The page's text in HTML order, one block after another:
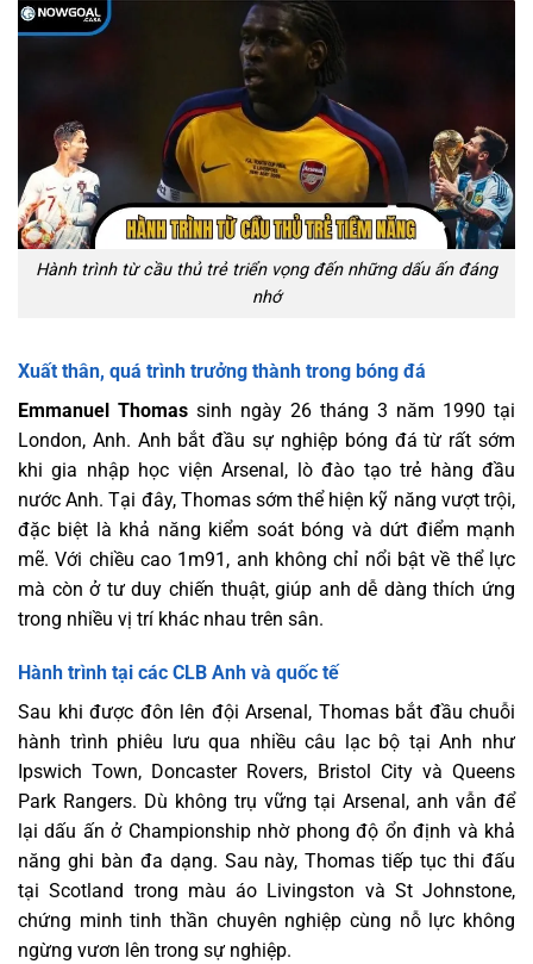
Hành trình từ cầu thủ trẻ triển vọng đến những dấu ấn đáng
nhớ
Xuất thân, quá trình trưởng thành trong bóng đá
Emmanuel Thomas sinh ngày 26 tháng 3 năm 1990 tại
London, Anh. Anh bắt đầu sự nghiệp bóng đá từ rất sớm
khi gia nhập học viện Arsenal, lò đào tạo trẻ hàng đầu
nước Anh. Tại đây, Thomas sớm thể hiện kỹ năng vượt trội,
đặc biệt là khả năng kiểm soát bóng và dứt điểm mạnh
mẽ. Với chiều cao 1m91, anh không chỉ nổi bật về thể lực
mà còn ở tư duy chiến thuật, giúp anh dễ dàng thích ứng
trong nhiều vị trí khác nhau trên sân.
Hành trình tại các CLB Anh và quốc tế
Sau khi được đôn lên đội Arsenal, Thomas bắt đầu chuỗi
hành trình phiêu lưu qua nhiều câu lạc bộ tại Anh như
Ipswich Town, Doncaster Rovers, Bristol City và Queens
Park Rangers. Dù không trụ vững tại Arsenal, anh vẫn để
lại dấu ấn ở Championship nhờ phong độ ổn định và khả
năng ghi bàn đa dạng. Sau này, Thomas tiếp tục thi đấu
tại Scotland trong màu áo Livingston và St Johnstone,
chứng minh tinh thần chuyên nghiệp cùng nỗ lực không
ngừng vươn lên trong sự nghiệp.